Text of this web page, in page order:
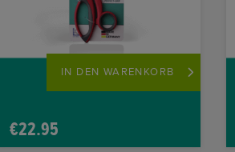
€22.95
IN DEN WARENKORB